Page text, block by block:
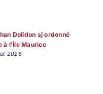
Dolidon sj ordonné
à l’Île Maurice
2026